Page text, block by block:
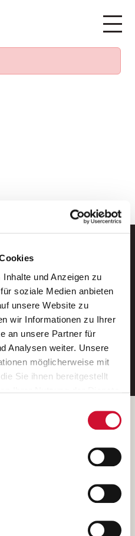
und Anzeigen zu
soziale Medien anbieten
unsere Website zu
wir Informationen zu Ihrer
an unsere Partner für
Analysen weiter. Unsere
möglicherweise mit
Sie ihnen bereitgestellt
klicken, so stimmen
Cookies zu. Sie können
jederzeit widerrufen,
aufrufen und diese
per E-Mail.
von AWO
eintragen
Bezirksverbandes Unterfranken